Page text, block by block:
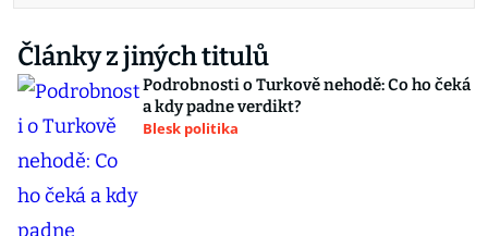
Články z jiných titulů
Podrobnosti o Turkově nehodě: Co ho čeká
a kdy padne verdikt?
Blesk politika